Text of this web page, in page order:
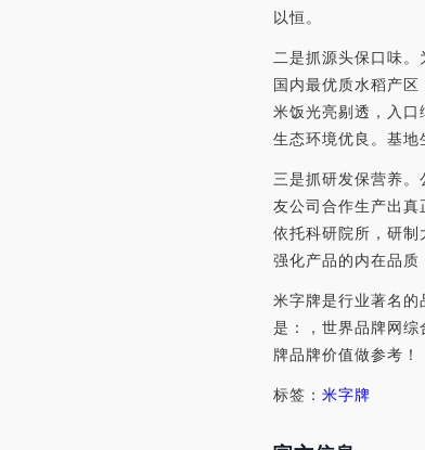
以恒。
二是抓源头保口味
国内最优质水稻产
米饭光亮剔透，入口
生态环境优良。基地
三是抓研发保营养
友公司合作生产出真
依托科研院所，研
强化产品的内在品质
米字牌是行业著名
是：，世界品牌网
牌品牌价值做参考！
标签： 米字牌